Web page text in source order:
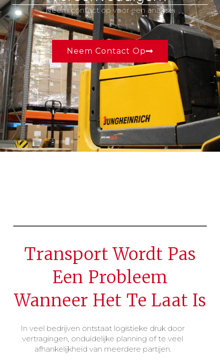
Neem contact op voor een analyse.
Neem Contact Op
Transport Wordt Pas
Een Probleem
Wanneer Het Te Laat Is
In veel bedrijven ontstaat logistieke druk door
vertragingen, onduidelijke planning of te veel
afhankelijkheid van meerdere partijen.